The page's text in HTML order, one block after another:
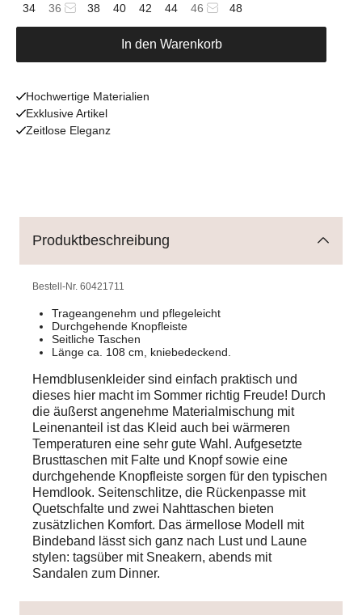
34 36 38 40 42 44 46 48
In den Warenkorb
Hochwertige Materialien
Exklusive Artikel
Zeitlose Eleganz
Produktbeschreibung
Bestell-Nr. 60421711
Trageangenehm und pflegeleicht
Durchgehende Knopfleiste
Seitliche Taschen
Länge ca. 108 cm, kniebedeckend.
Hemdblusenkleider sind einfach praktisch und
dieses hier macht im Sommer richtig Freude! Durch
die äußerst angenehme Materialmischung mit
Leinenanteil ist das Kleid auch bei wärmeren
Temperaturen eine sehr gute Wahl. Aufgesetzte
Brusttaschen mit Falte und Knopf sowie eine
durchgehende Knopfleiste sorgen für den typischen
Hemdlook. Seitenschlitze, die Rückenpasse mit
Quetschfalte und zwei Nahttaschen bieten
zusätzlichen Komfort. Das ärmellose Modell mit
Bindeband lässt sich ganz nach Lust und Laune
stylen: tagsüber mit Sneakern, abends mit
Sandalen zum Dinner.